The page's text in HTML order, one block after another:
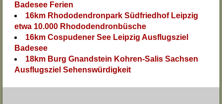
Badesee Ferien
16km Rhododendronpark Südfriedhof Leipzig
etwa 10.000 Rhododendronbüsche
16km Cospudener See Leipzig Ausflugsziel
Badesee
18km Burg Gnandstein Kohren-Salis Sachsen
Ausflugsziel Sehenswürdigkeit